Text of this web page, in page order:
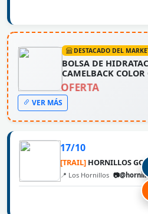
DESTACADO DEL
BOLSA DE
CAMELBACK COLOR
OFERTA
VER MÁS
17/10
[TRAIL] HORNILLOS
📍 Los Hornillos